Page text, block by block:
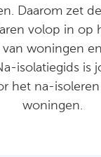
Daarom zet
volop in op
woningen
isolatiegids is
het na-
woningen.